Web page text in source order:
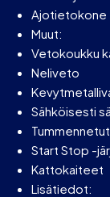
Ajotietokone
Muut:
Vetokoukku
Neliveto
Sähköisesti
Start Stop -
Kattokaiteet
Lisätiedot: